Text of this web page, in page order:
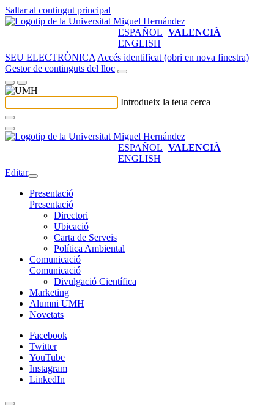
Saltar al contingut principal
ESPAÑOL VALENCIÀ
ENGLISH
SEU ELECTRÒNICA Accés identificat (obri en nova finestra)
Gestor de continguts del lloc
Introdueix la teua cerca
ESPAÑOL VALENCIÀ
ENGLISH
Editar
Presentació
Presentació
Directori
Ubicació
Carta de Serveis
Política Ambiental
Comunicació
Comunicació
Divulgació Científica
Marketing
Alumni UMH
Novetats
Facebook
Twitter
YouTube
Instagram
LinkedIn